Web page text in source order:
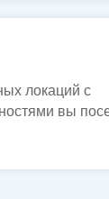
локаций с
вы